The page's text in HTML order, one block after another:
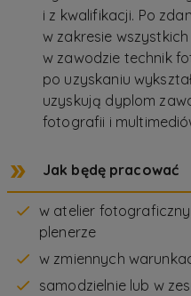
i z kwalifikacji. Po
w zakresie
w zawodzie technik
po uzyskaniu
uzyskują dyplom
fotografii i
Jak będę pracować
w atelier
plenerze
w zmiennych
samodzielnie lub w